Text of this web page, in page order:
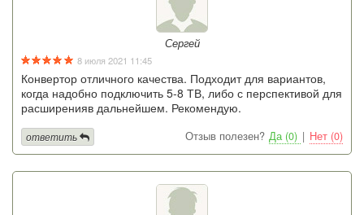
Сергей
8 июля 2021 11:45
Конвертор отличного качества. Подходит для вариантов,
когда надобно подключить 5-8 ТВ, либо с перспективой для
расширенияв дальнейшем. Рекомендую.
Отзыв полезен? Да (0) | Нет (0)
ответить